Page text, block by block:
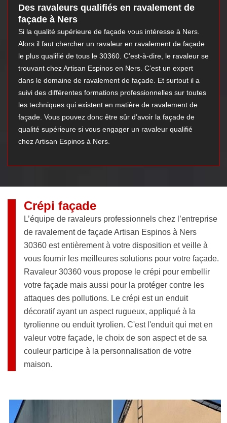
Des ravaleurs qualifiés en ravalement de
façade à Ners
Si la qualité supérieure de façade vous intéresse à Ners.
Alors il faut chercher un ravaleur en ravalement de façade
le plus qualifié de tous le 30360. C’est-à-dire, le ravaleur se
trouvant chez Artisan Espinos en Ners. C’est un expert
dans le domaine de ravalement de façade. Et surtout il a
suivi des différentes formations professionnelles sur toutes
les techniques qui existent en matière de ravalement de
façade. Vous pouvez donc être sûr d’avoir la façade de
qualité supérieure si vous engager un ravaleur qualifié
chez Artisan Espinos à Ners.
Crépi façade
L’équipe de ravaleurs professionnels chez l’entreprise
de ravalement de façade Artisan Espinos à Ners
30360 est entièrement à votre disposition et veille à
vous fournir les meilleures solutions pour votre façade.
Ravaleur 30360 vous propose le crépi pour embellir
votre façade mais aussi pour la protéger contre les
attaques des pollutions. Le crépi est un enduit
décoratif ayant un aspect rugueux, appliqué à la
tyrolienne ou enduit tyrolien. C'est l'enduit qui met en
valeur votre façade, le choix de son aspect et de sa
couleur participe à la personnalisation de votre
maison.